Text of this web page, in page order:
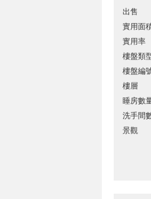
出售
實用面
實用率
樓盤類
樓盤編
樓層
睡房數
洗手間
景觀